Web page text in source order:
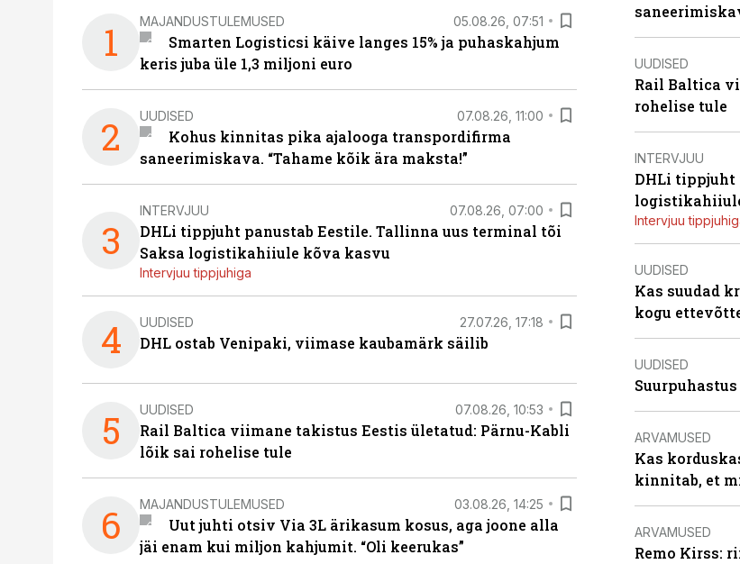
1 MAJANDUSTULEMUSED 05.08.26, 07:51
Smarten Logisticsi käive langes 15% ja puhaskahjum
keris juba üle 1,3 miljoni euro
2 UUDISED 07.08.26, 11:00
Kohus kinnitas pika ajalooga transpordifirma
saneerimiskava. “Tahame kõik ära maksta!”
3
INTERVJUU 07.08.26, 07:00
DHLi tippjuht panustab Eestile. Tallinna uus terminal tõi
Saksa logistikahiiule kõva kasvu
Intervjuu tippjuhiga
4 UUDISED 27.07.26, 17:18
DHL ostab Venipaki, viimase kaubamärk säilib
5 UUDISED 07.08.26, 10:53
Rail Baltica viimane takistus Eestis ületatud: Pärnu-Kabli
lõik sai rohelise tule
6 MAJANDUSTULEMUSED 03.08.26, 14:25
Uut juhti otsiv Via 3L ärikasum kosus, aga joone alla
jäi enam kui miljon kahjumit. “Oli keerukas”
UUDISED
Rail Baltica
rohelise tule
INTERVJUU
DHLi tippjuht
Intervjuu
UUDISED
Kas suudad
kogu
UUDISED
ARVAMUSED
Kas
kinnitab, et
ARVAMUSED
Remo Kirss: